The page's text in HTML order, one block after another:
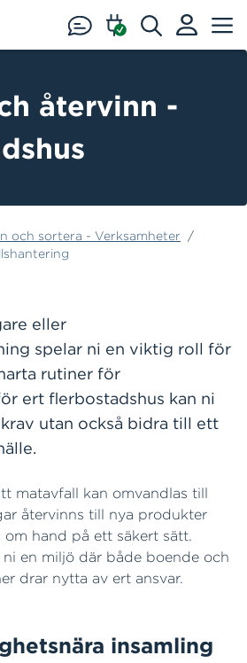
återvinn -
och sortera - Verksamheter /
eller
spelar ni en viktig roll för
rutiner för
ert flerbostadshus kan ni
utan också bidra till ett
matavfall kan omvandlas till
återvinns till nya produkter
hand på ett säkert sätt.
ni en miljö där både boende och
drar nytta av ert ansvar.
insamling